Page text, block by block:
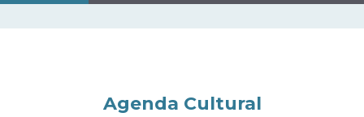
Agenda Cultural